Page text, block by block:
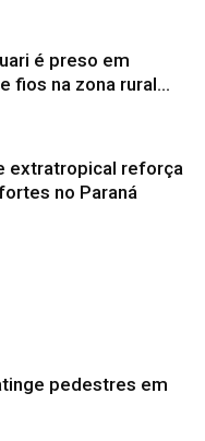
é preso em
fios na zona rural...
extratropical reforça
no Paraná
pedestres em